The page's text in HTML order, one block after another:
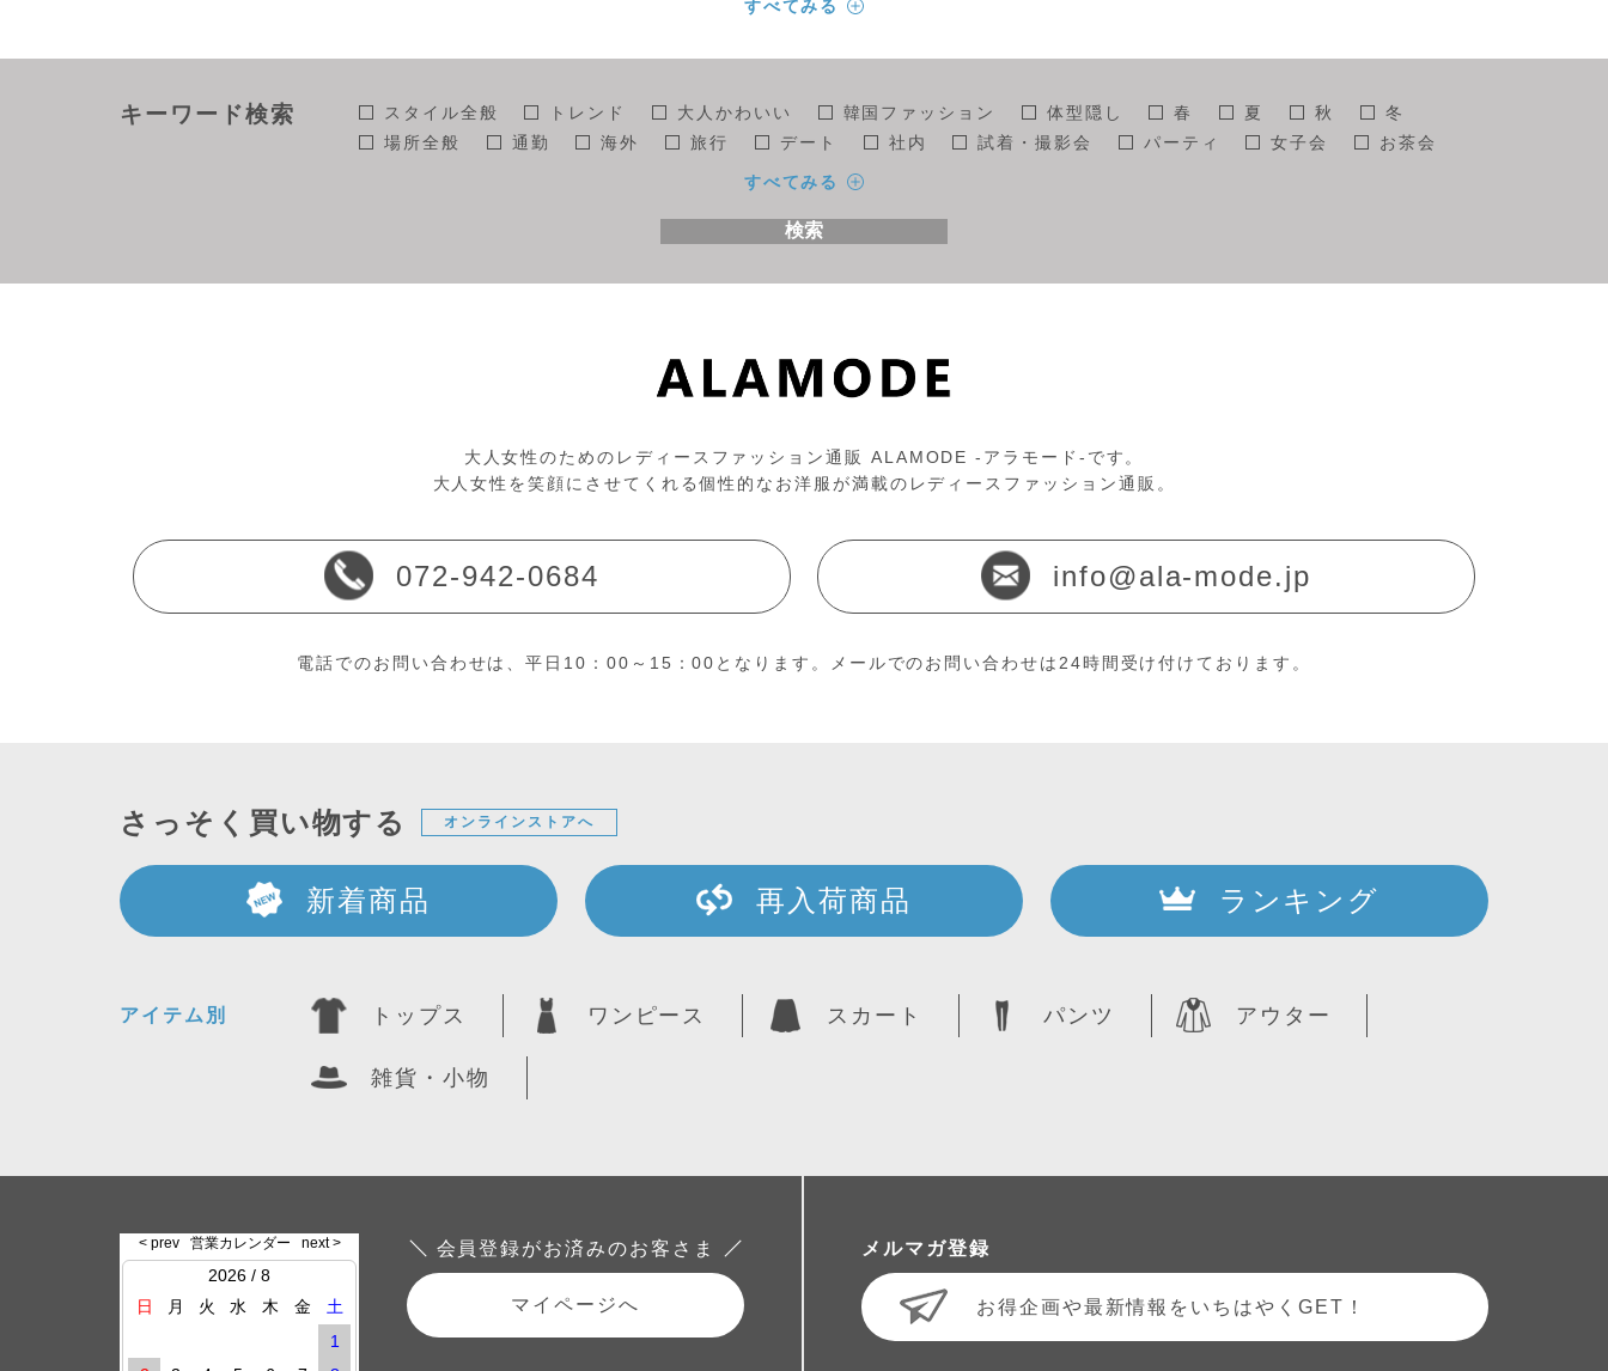
すべてみる
キーワード検索 スタイル全般 トレンド 大人かわいい 韓国ファッション 体型隠し 春 夏 秋
冬
場所全般
通勤 海外 旅行 デート 社内 試着・撮影会 パーティ 女子会
お茶会
50代
読者モデル
すべてみる
検索
大人女性のためのレディースファッション通販 ALAMODE -アラモード-です。
大人女性を笑顔にさせてくれる個性的なお洋服が満載のレディースファッション通販。
072-942-0684 info@ala-mode.jp
電話でのお問い合わせは、平日10：00～15：00となります。メールでのお問い合わせは24時間受け付けております。
さっそく買い物する オンラインストアへ
新着商品 再入荷商品 ランキング
アイテム別 トップス ワンピース スカート パンツ アウター
雑貨・小物
会員登録がお済みのお客さま
マイページへ
メルマガ登録
お得企画や最新情報をいちはやくGET！